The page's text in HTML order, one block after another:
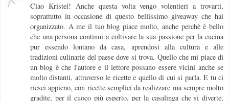
Ciao Kristel! Anche questa volta vengo volentieri a trovarti,
soprattutto in occasione di questo bellissimo giveaway che hai
organizzato. A me il tuo blog piace molto, anche perchè è bello
che una persona continui a coltivare la sua passione per la cucina
pur essendo lontano da casa, aprendosi alla cultura e alle
tradizioni culinarie del paese dove si trova. Quello che mi piace di
un blog è che l'autore e il lettore possano essere vicini anche se
molto distanti, attraverso le ricette e quello di cui si parla. E tu ci
riesci appieno, con ricette semplici da realizzare ma sempre molto
gradite, per il cuoco più esperto, per la casalinga che si diverte,